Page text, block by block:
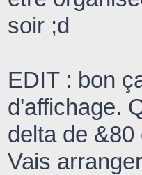
soir ;d
EDIT : bon
d'affichage.
delta de
Vais